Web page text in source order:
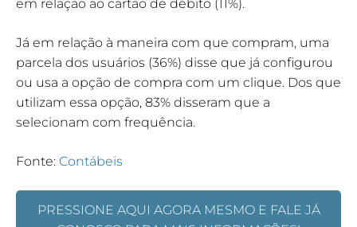
em relação ao cartão de débito (11%).
Já em relação à maneira com que compram, uma
parcela dos usuários (36%) disse que já configurou
ou usa a opção de compra com um clique. Dos que
utilizam essa opção, 83% disseram que a
selecionam com frequência.
Fonte: Contábeis
PRESSIONE AQUI AGORA MESMO E FALE JÁ